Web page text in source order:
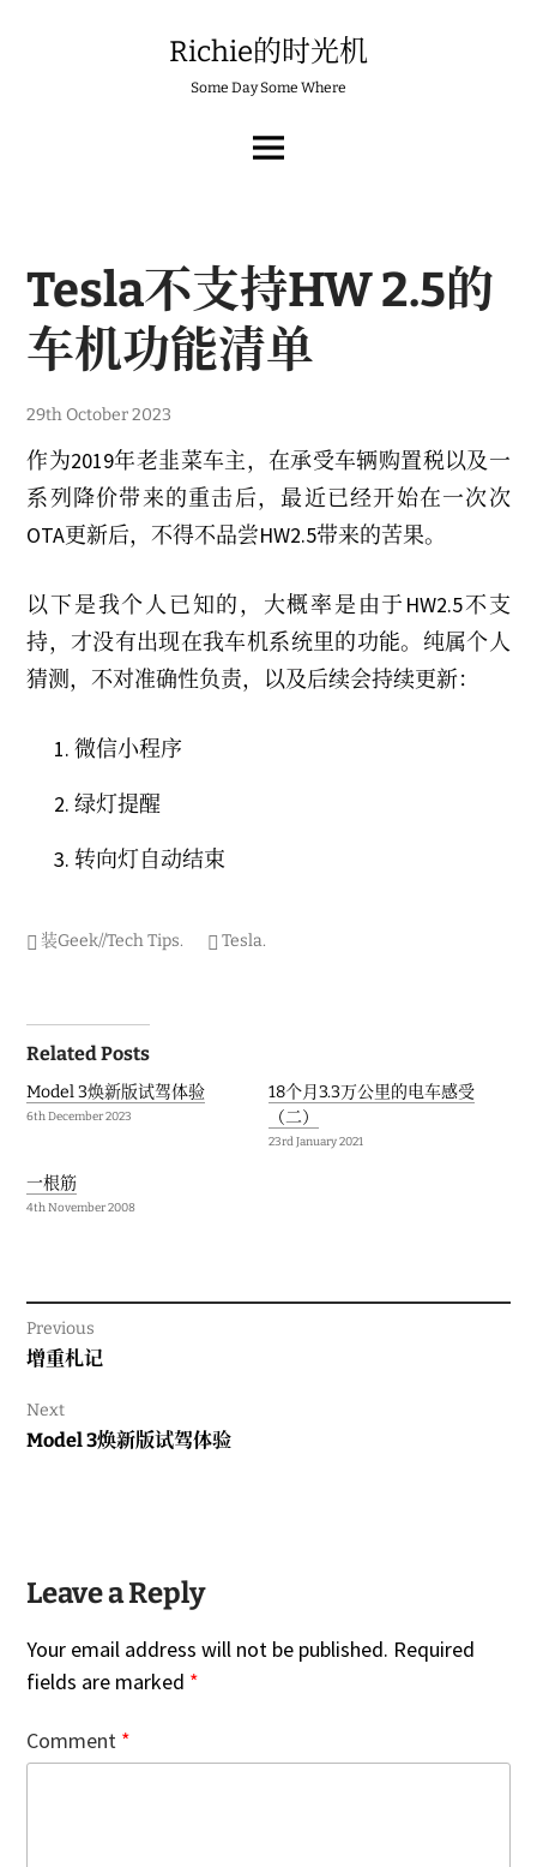
Richie的时光机
Some Day Some Where
MENU
Tesla不支持HW 2.5的
车机功能清单
2
t
h
M
a
r
c
0
2
4
29th October 2023
作为2019年老韭菜车主，在承受车辆购置税以及一
系列降价带来的重击后，最近已经开始在一次次
OTA更新后，不得不品尝HW2.5带来的苦果。
以下是我个人已知的，大概率是由于HW2.5不支
持，才没有出现在我车机系统里的功能。纯属个人
猜测，不对准确性负责，以及后续会持续更新：
微信小程序
绿灯提醒
转向灯自动结束
装Geek//Tech Tips. Tesla.
Post
navigation
Related Posts
Model 3焕新版试驾体验
6th December 2023
18个月3.3万公里的电车感受
（二）
23rd January 2021
一根筋
4th November 2008
Previous
Previous
增重札记
Next
Next
Model 3焕新版试驾体验
Leave a Reply
Your email address will not be published. Required
fields are marked *
Comment *